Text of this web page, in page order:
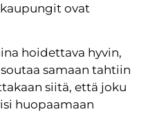
ovat
hoidettava hyvin,
samaan tahtiin
siitä, että joku
huopaamaan